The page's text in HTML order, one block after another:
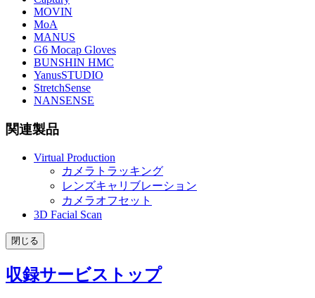
MOVIN
MoA
MANUS
G6 Mocap Gloves
BUNSHIN HMC
YanusSTUDIO
StretchSense
NANSENSE
関連製品
Virtual Production
カメラトラッキング
レンズキャリブレーション
カメラオフセット
3D Facial Scan
閉じる
収録サービストップ